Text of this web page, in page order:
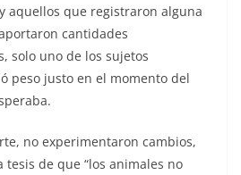
aquellos que registraron alguna
cantidades
solo uno de los sujetos
peso justo en el momento del
no experimentaron cambios,
de que “los animales no